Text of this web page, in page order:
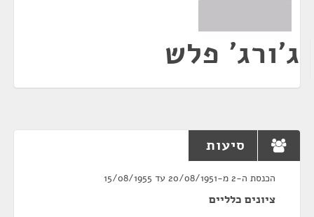
ג'ורג' פלש
סיעות
הכנסת ה-2 מ-20/08/1951 עד 15/08/1955
ציונים כלליים